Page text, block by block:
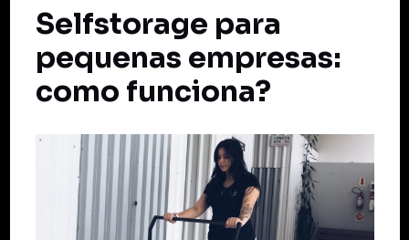
Selfstorage para
pequenas empresas:
como funciona?